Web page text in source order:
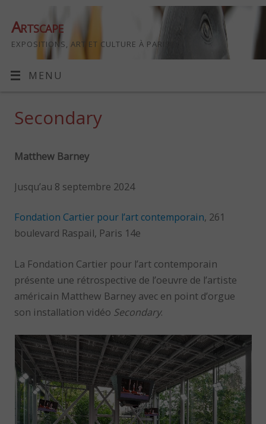
Artscape
EXPOSITIONS, ART ET CULTURE À PARIS
MENU
Secondary
Matthew Barney
Jusqu’au 8 septembre 2024
Fondation Cartier pour l’art contemporain, 261
boulevard Raspail, Paris 14e
La Fondation Cartier pour l’art contemporain
présente une rétrospective de l’oeuvre de l’artiste
américain Matthew Barney avec en point d’orgue
son installation vidéo Secondary.